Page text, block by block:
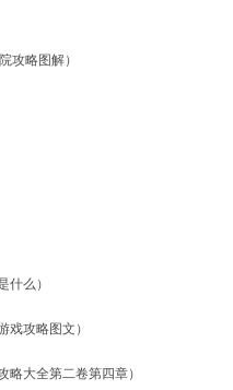
攻略图解）
什么）
戏攻略图文）
大全第二卷第四章）